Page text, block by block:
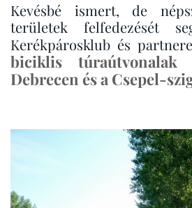
Kevésbé ismert, de
területek felfedezését
Kerékpárosklub és
biciklis túraútvonalak
Debrecen és a Csepel-